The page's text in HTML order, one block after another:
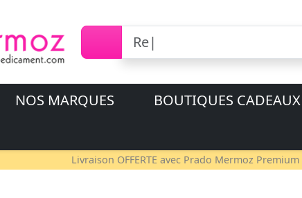
NOS MARQUES
BOUTIQUES CADEAUX
Livraison OFFERTE avec Prado Mermoz Premium